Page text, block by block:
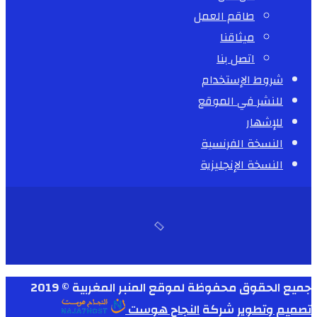
طاقم العمل
ميثاقنا
اتصل بنا
شروط الإستخدام
للنشر في الموقع
للإشهار
النسخة الفرنسية
النسخة الإنجليزية
جميع الحقوق محفوظة لموقع المنبر المغربية © 2019
تصميم وتطويرشركةالنجاح هوست